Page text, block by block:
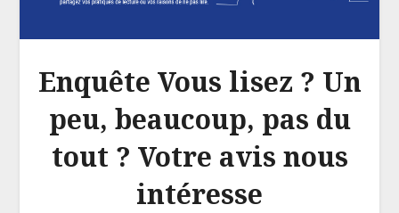
Enquête Vous lisez ? Un
peu, beaucoup, pas du
tout ? Votre avis nous
intéresse